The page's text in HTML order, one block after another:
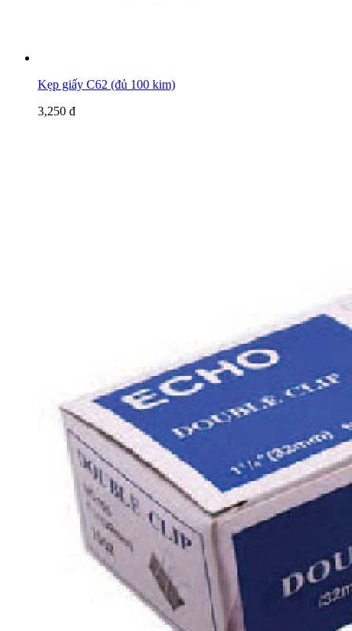
Kẹp giấy C62 (đủ 100 kim)
3,250 đ